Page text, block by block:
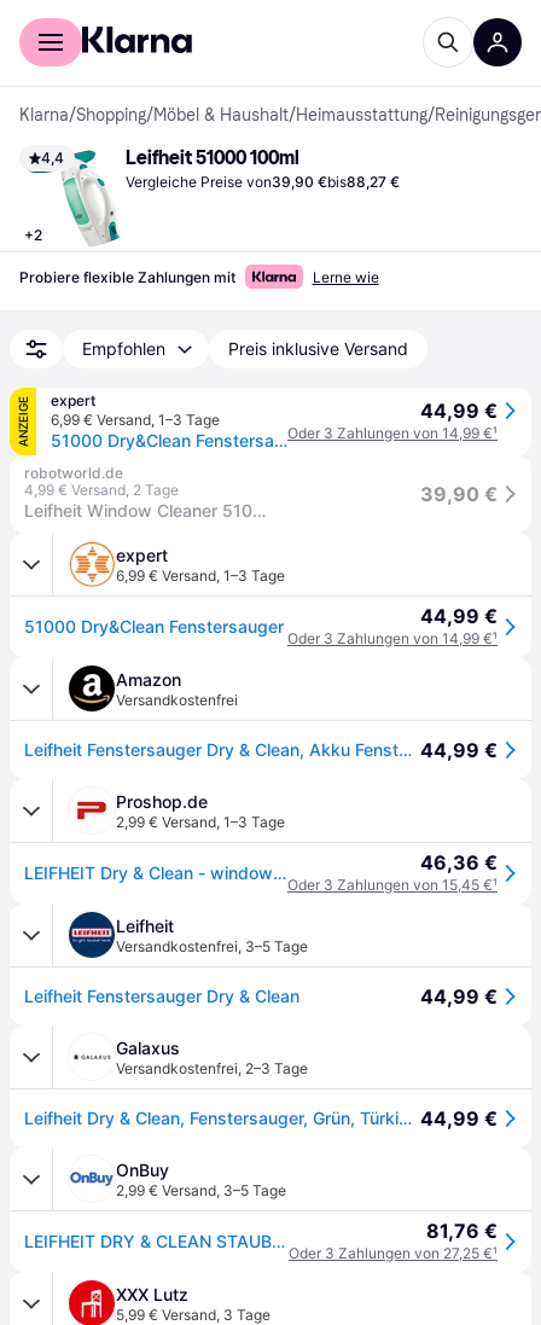
Für Shopper
Klarna/Shopping/Möbel & Haushalt/Heimausstattung/
4,4
+2
Leifheit 51000 100ml
Vergleiche Preise von39,90 €bis88,27 €
Probiere flexible Zahlungen mit Lerne wie
Empfohlen Preis inklusive Versand
ANZEIGE
expert
6,99 € Versand, 1–3 Tage
51000 Dry&Clean Fenstersauger
44,99 €
Oder 3 Zahlungen von 14,99 €¹
robotworld.de
4,99 € Versand, 2 Tage
Leifheit Window Cleaner 51000
39,90 €
expert
6,99 € Versand, 1–3 Tage
51000 Dry&Clean Fenstersauger 44,99 €
Oder 3 Zahlungen von 14,99 €¹
Amazon
Versandkostenfrei
Leifheit Fenstersauger Dry & Clean, Akku Fensterreiniger, 360° Reinigung 44,99 €
Proshop.de
2,99 € Versand, 1–3 Tage
LEIFHEIT Dry & Clean - window cleaner - cordless - handheld 46,36 €
Oder 3 Zahlungen von 15,45 €¹
Leifheit
Versandkostenfrei, 3–5 Tage
Leifheit Fenstersauger Dry & Clean 44,99 €
Galaxus
Versandkostenfrei, 2–3 Tage
Leifheit Dry & Clean, Fenstersauger, Grün, Türkis, Weiss 44,99 €
OnBuy
2,99 € Versand, 3–5 Tage
LEIFHEIT DRY & CLEAN STAUBSAUGER 81,76 €
Oder 3 Zahlungen von 27,25 €¹
XXX Lutz
5,99 € Versand, 3 Tage